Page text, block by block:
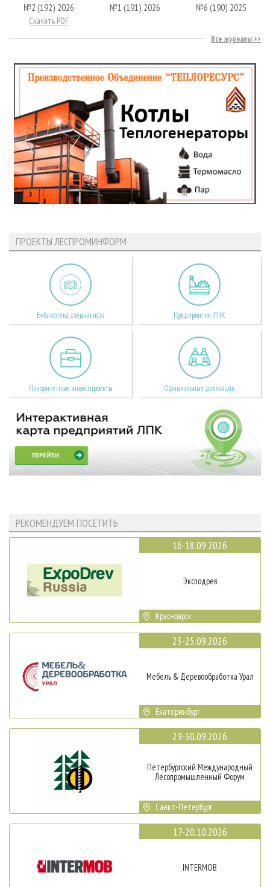
№2 (192) 2026
Скачать PDF
№1 (191) 2026 №6 (190) 2025
Все журналы
ПРОЕКТЫ ЛЕСПРОМИНФОРМ
Библиотека специалиста Предприятия ЛПК
Приоритетные инвестпроекты Официальные делегации
РЕКОМЕНДУЕМ ПОСЕТИТЬ
16-18.09.2026
Эксподрев
Красноярск
23-25.09.2026
Мебель & Деревообработка Урал
Екатеринбург
29-30.09.2026
Петербургский Международный
Лесопромышленный Форум
Санкт-Петербург
17-20.10.2026
INTERMOB